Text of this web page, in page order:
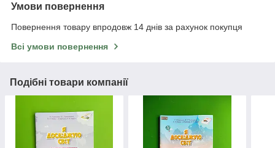
Умови повернення
Повернення товару впродовж 14 днів за рахунок покупця
Всі умови повернення
Подібні товари компанії